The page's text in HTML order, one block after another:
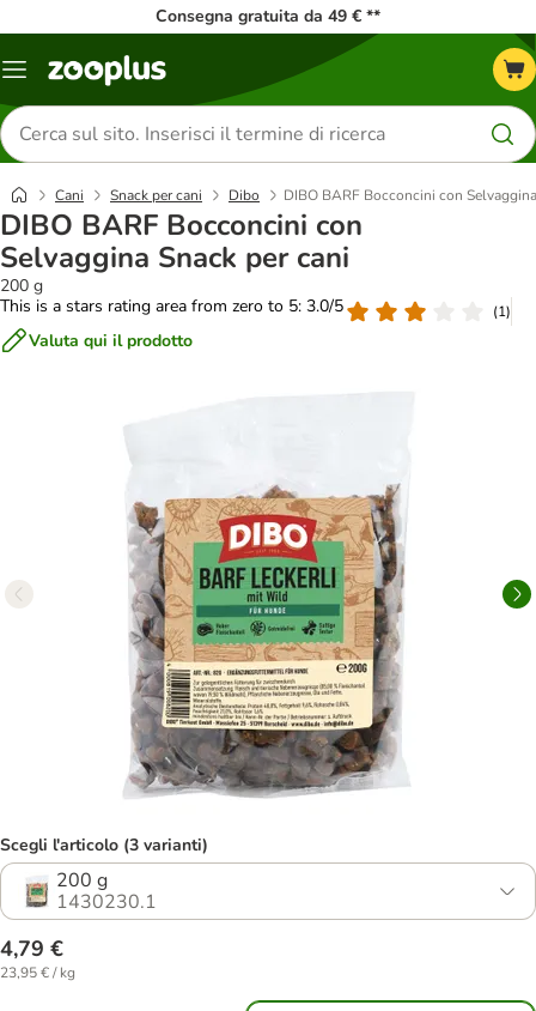
Consegna gratuita da 49 € **
Overview
Cerca
prodotti
Cani Snack per cani Dibo DIBO BARF Bocconcini con
DIBO BARF Bocconcini con
Selvaggina Snack per cani
200 g
This is a stars rating area from zero to 5: 3.0/5
(1)
Valuta qui il prodotto
Scegli l'articolo (3 varianti)
200 g
1430230.1
4,79 €
23,95 € / kg